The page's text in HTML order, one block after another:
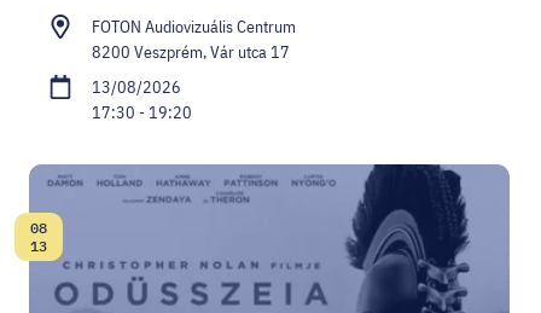
FOTON Audiovizuális Centrum
8200 Veszprém, Vár utca 17
13/08/2026
17:30 - 19:20
Date:
08
13